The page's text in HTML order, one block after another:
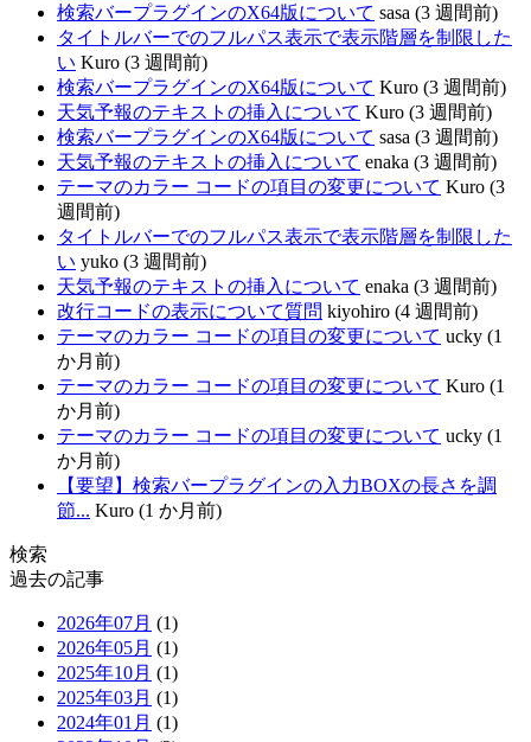
検索バープラグインのX64版について sasa (3 週間前)
タイトルバーでのフルパス表示で表示階層を制限した
い Kuro (3 週間前)
検索バープラグインのX64版について Kuro (3 週間前)
天気予報のテキストの挿入について Kuro (3 週間前)
検索バープラグインのX64版について sasa (3 週間前)
天気予報のテキストの挿入について enaka (3 週間前)
テーマのカラー コードの項目の変更について Kuro (3
週間前)
タイトルバーでのフルパス表示で表示階層を制限した
い yuko (3 週間前)
天気予報のテキストの挿入について enaka (3 週間前)
改行コードの表示について質問 kiyohiro (4 週間前)
テーマのカラー コードの項目の変更について ucky (1
か月前)
テーマのカラー コードの項目の変更について Kuro (1
か月前)
テーマのカラー コードの項目の変更について ucky (1
か月前)
【要望】検索バープラグインの入力BOXの長さを調
節... Kuro (1 か月前)
検索
過去の記事
2026年07月 (1)
2026年05月 (1)
2025年10月 (1)
2025年03月 (1)
2024年01月 (1)